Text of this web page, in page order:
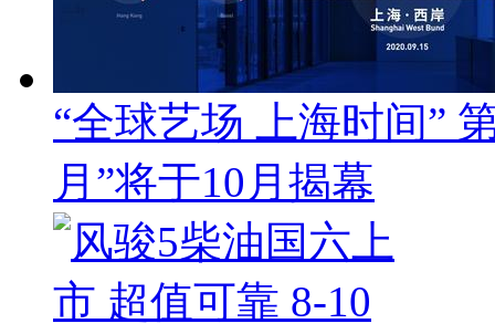
“全球艺场 上海时间”
月”将于10月揭幕